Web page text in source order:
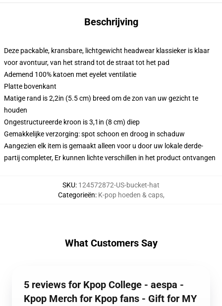
Beschrijving
Deze packable, kransbare, lichtgewicht headwear klassieker is klaar
voor avontuur, van het strand tot de straat tot het pad
Ademend 100% katoen met eyelet ventilatie
Platte bovenkant
Matige rand is 2,2in (5.5 cm) breed om de zon van uw gezicht te
houden
Ongestructureerde kroon is 3,1in (8 cm) diep
Gemakkelijke verzorging: spot schoon en droog in schaduw
Aangezien elk item is gemaakt alleen voor u door uw lokale derde-
partij completer, Er kunnen lichte verschillen in het product ontvangen
SKU: 124572872-US-bucket-hat
Categorieën: K-pop hoeden & caps,
What Customers Say
5 reviews for Kpop College - aespa -
Kpop Merch for Kpop fans - Gift for MY